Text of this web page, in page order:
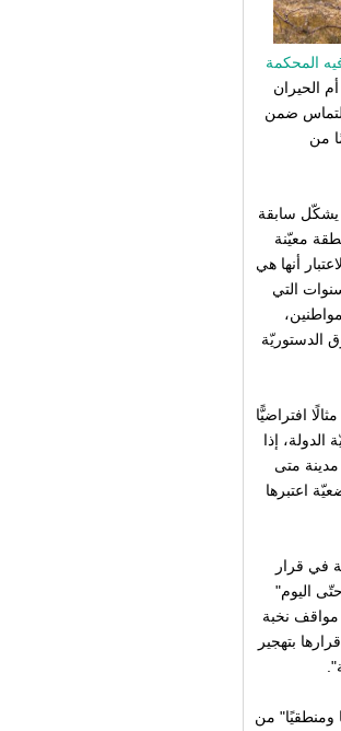
المحكمة
الحيران
ضمن
أهالي القرية من أجل منع تهجيرهم بعد 13 عامًا من
يشكّل سابقة
معيّنة
أنها هي
التي
الدستوريّة
افتراضيًّا
ملكيّة الدولة، إذا
مدينة متى
اعتبرها
في قرار
اليوم"
مواقف نخبة
بتهجير
ومنطقيًا" من